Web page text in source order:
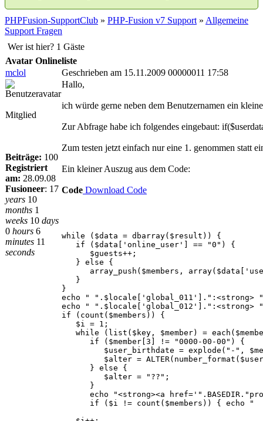
PHPFusion-SupportClub » PHP-Fusion v7 Support » Allgemeine
Support Fragen
Wer ist hier? 1 Gäste
Avatar Onlineliste
mclol
Geschrieben am 15.11.2009 00000011 17:58
Mitglied
Beiträge: 100
Registriert
am: 28.09.08
Fusioneer: 17
years 10
months 1
weeks 10 days
0 hours 6
minutes 11
seconds
Hallo,
ich würde gerne neben dem Benutzernamen ein
Zur Abfrage habe ich folgendes eingebaut:
Zum testen jetzt einfach nur eine 1. genommen statt
Ein kleiner Auszug aus dem Code:
Code Download Code
while ($data = dbarray($result)) {
if ($data['online_user'] == "0") {
$guests++;
} else {
array_push($members,
}
}
echo " ".$locale['global_011'].":<strong>
echo " ".$locale['global_012'].":<strong>
if (count($members)) {
$i = 1;
while (list($key, $member) =
if ($member[3] != "0000-00-00") {
$user_birthdate = explode("-",
$alter =
} else {
$alter = "??";
}
echo "<strong><a
if ($i != count($members)) { echo "